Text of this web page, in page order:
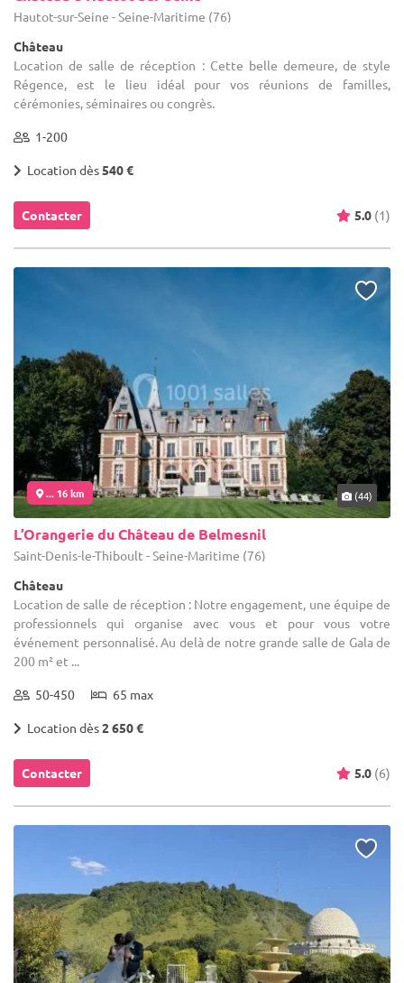
Hautot-sur-Seine - Seine-Maritime (76)
Château
Location de salle de réception : Cette belle demeure, de style
Régence, est le lieu idéal pour vos réunions de familles,
cérémonies, séminaires ou congrès.
1-200
Location dès540 €
Contacter 5.0 (1)
... 16 km (44)
L’Orangerie du Château de Belmesnil
Saint-Denis-le-Thiboult - Seine-Maritime (76)
Château
Location de salle de réception : Notre engagement, une équipe de
professionnels qui organise avec vous et pour vous votre
événement personnalisé. Au delà de notre grande salle de Gala de
200 m² et ...
50-450 65 max
Location dès2 650 €
Contacter 5.0 (6)